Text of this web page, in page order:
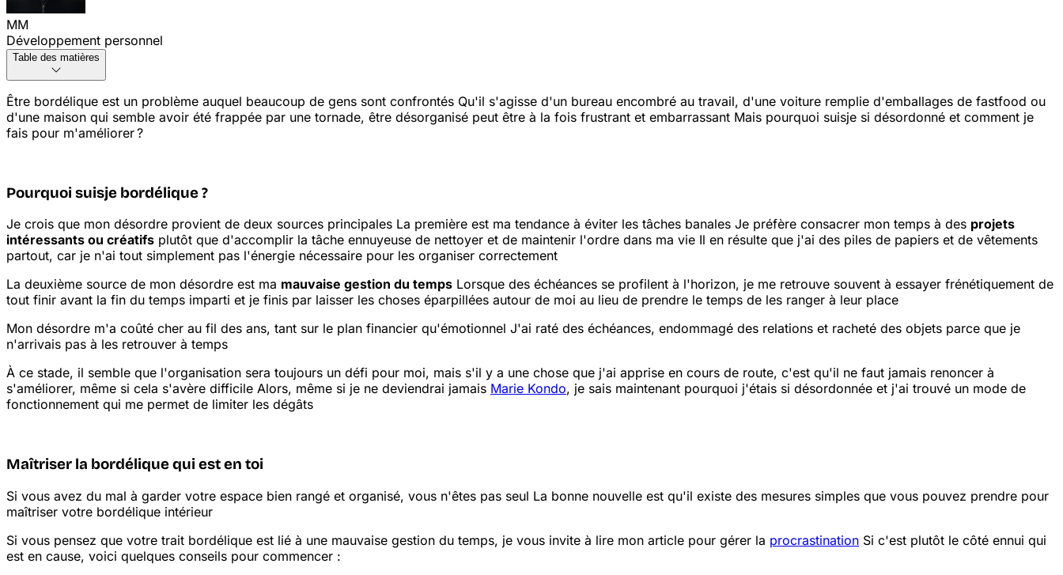
MM
Développement personnel
Table des matières
Être bordélique est un problème auquel beaucoup de gens sont confrontés Qu'il s'agisse d'un bureau encombré au travail, d'une voiture remplie d'emballages de fastfood ou
d'une maison qui semble avoir été frappée par une tornade, être désorganisé peut être à la fois frustrant et embarrassant Mais pourquoi suisje si désordonné et comment je
fais pour m'améliorer ?
Pourquoi suisje bordélique ?
Je crois que mon désordre provient de deux sources principales La première est ma tendance à éviter les tâches banales Je préfère consacrer mon temps à des projets
intéressants ou créatifs plutôt que d'accomplir la tâche ennuyeuse de nettoyer et de maintenir l'ordre dans ma vie Il en résulte que j'ai des piles de papiers et de vêtements
partout, car je n'ai tout simplement pas l'énergie nécessaire pour les organiser correctement
La deuxième source de mon désordre est ma mauvaise gestion du temps Lorsque des échéances se profilent à l'horizon, je me retrouve souvent à essayer frénétiquement de
tout finir avant la fin du temps imparti et je finis par laisser les choses éparpillées autour de moi au lieu de prendre le temps de les ranger à leur place
Mon désordre m'a coûté cher au fil des ans, tant sur le plan financier qu'émotionnel J'ai raté des échéances, endommagé des relations et racheté des objets parce que je
n'arrivais pas à les retrouver à temps
À ce stade, il semble que l'organisation sera toujours un défi pour moi, mais s'il y a une chose que j'ai apprise en cours de route, c'est qu'il ne faut jamais renoncer à
s'améliorer, même si cela s'avère difficile Alors, même si je ne deviendrai jamais Marie Kondo, je sais maintenant pourquoi j'étais si désordonnée et j'ai trouvé un mode de
fonctionnement qui me permet de limiter les dégâts
Maîtriser la bordélique qui est en toi
Si vous avez du mal à garder votre espace bien rangé et organisé, vous n'êtes pas seul La bonne nouvelle est qu'il existe des mesures simples que vous pouvez prendre pour
maîtriser votre bordélique intérieur
Si vous pensez que votre trait bordélique est lié à une mauvaise gestion du temps, je vous invite à lire mon article pour gérer la procrastination Si c'est plutôt le côté ennui qui
est en cause, voici quelques conseils pour commencer :